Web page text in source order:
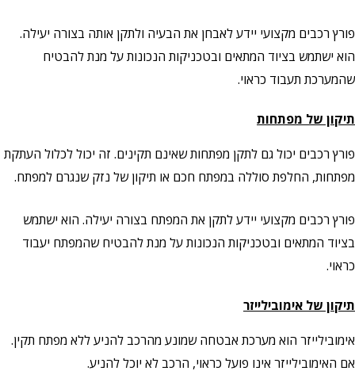
פורץ רכבים מקצועי יידע לאבחן את הבעיה ולתקן אותה בצורה יעילה.
הוא ישתמש בציוד המתאים ובטכניקות הנכונות על מנת להבטיח
שהמערכת תעבוד כראוי.
תיקון של מפתחות
פורץ רכבים יכול גם לתקן מפתחות שאינם תקינים. זה יכול לכלול העתקת
מפתחות, החלפת סוללה במפתח חכם או תיקון של נזק שנגרם למפתח.
פורץ רכבים מקצועי יידע לתקן את המפתח בצורה יעילה. הוא ישתמש
בציוד המתאים ובטכניקות הנכונות על מנת להבטיח שהמפתח יעבוד
כראוי.
תיקון של אימובילייזר
אימובילייזר הוא מערכת אבטחה שמונע מהרכב להניע ללא מפתח תקין.
אם האימובילייזר אינו פועל כראוי, הרכב לא יוכל להניע.